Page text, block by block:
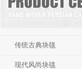
传统古典块毯
现代风尚块毯